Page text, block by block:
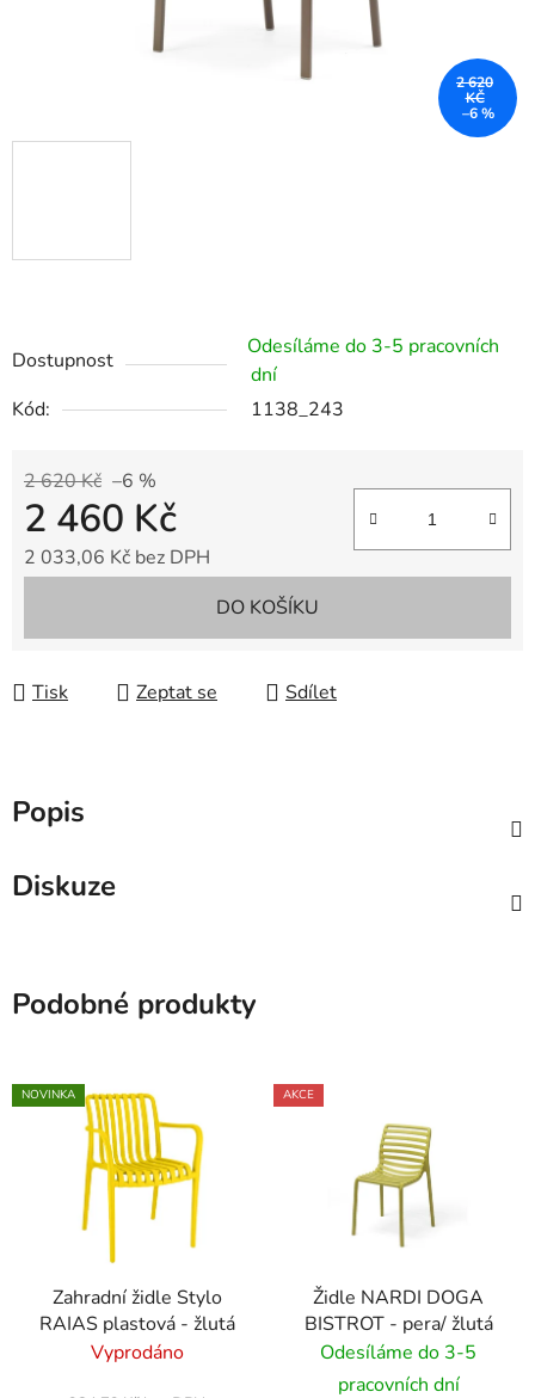
Dostupnost
Odesíláme do 3-5 pracovních
dní
Kód:
1138_243
2 620 Kč –6 %
2 460 Kč
2 033,06 Kč bez DPH
DO KOŠÍKU
Tisk Zeptat se Sdílet
2 620
KČ
–6 %
Popis
Diskuze
Podobné produkty
NOVINKA
Zahradní židle Stylo
RAIAS plastová - žlutá
Vyprodáno
AKCE
Židle NARDI DOGA
BISTROT - pera/ žlutá
Odesíláme do 3-5
pracovních dní